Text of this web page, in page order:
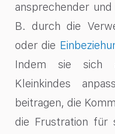
ansprechender
B. durch die
oder die
Indem sie sich
Kleinkindes
beitragen, die
die Frustration für